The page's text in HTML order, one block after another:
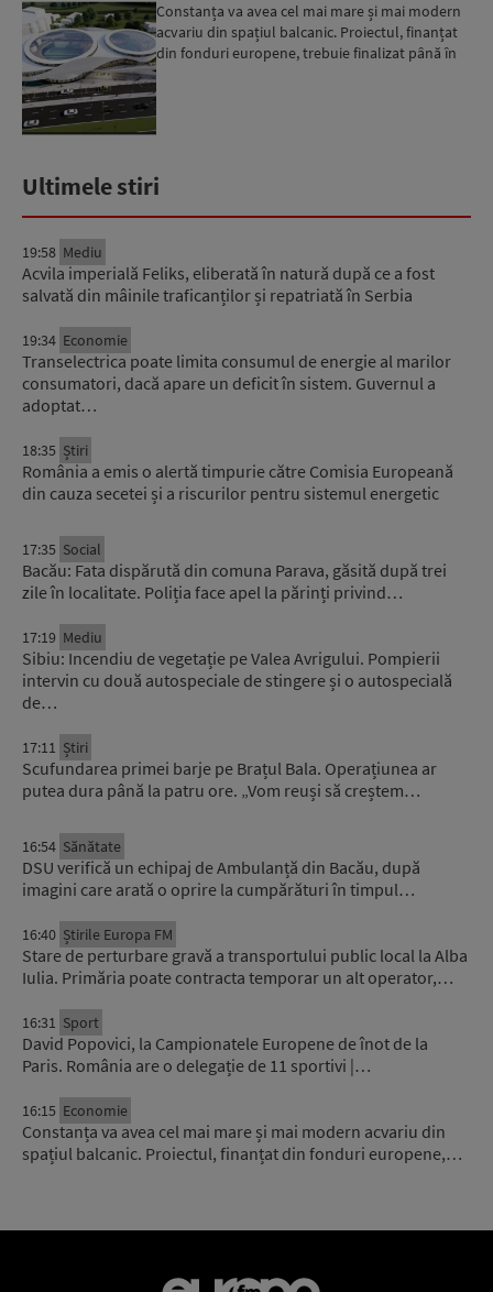
Constanța va avea cel mai mare și mai modern
acvariu din spațiul balcanic. Proiectul, finanțat
din fonduri europene, trebuie finalizat până în
Ultimele stiri
19:58 Mediu
Acvila imperială Feliks, eliberată în natură după ce a fost
salvată din mâinile traficanților și repatriată în Serbia
19:34 Economie
Transelectrica poate limita consumul de energie al marilor
consumatori, dacă apare un deficit în sistem. Guvernul a
adoptat…
18:35 Știri
România a emis o alertă timpurie către Comisia Europeană
din cauza secetei și a riscurilor pentru sistemul energetic
17:35 Social
Bacău: Fata dispărută din comuna Parava, găsită după trei
zile în localitate. Poliția face apel la părinți privind…
17:19 Mediu
Sibiu: Incendiu de vegetație pe Valea Avrigului. Pompierii
intervin cu două autospeciale de stingere și o autospecială
de…
17:11 Știri
Scufundarea primei barje pe Brațul Bala. Operațiunea ar
putea dura până la patru ore. „Vom reuși să creștem…
16:54 Sănătate
DSU verifică un echipaj de Ambulanță din Bacău, după
imagini care arată o oprire la cumpărături în timpul…
16:40 Știrile Europa FM
Stare de perturbare gravă a transportului public local la Alba
Iulia. Primăria poate contracta temporar un alt operator,…
16:31 Sport
David Popovici, la Campionatele Europene de înot de la
Paris. România are o delegație de 11 sportivi |…
16:15 Economie
Constanța va avea cel mai mare și mai modern acvariu din
spațiul balcanic. Proiectul, finanțat din fonduri europene,…